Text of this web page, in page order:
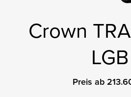
Crown
LGB
Preis ab